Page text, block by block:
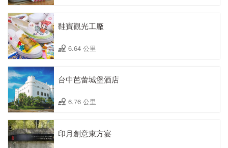
鞋寶觀光工廠
6.64 公里
台中芭蕾城堡酒店
6.76 公里
印月創意東方宴